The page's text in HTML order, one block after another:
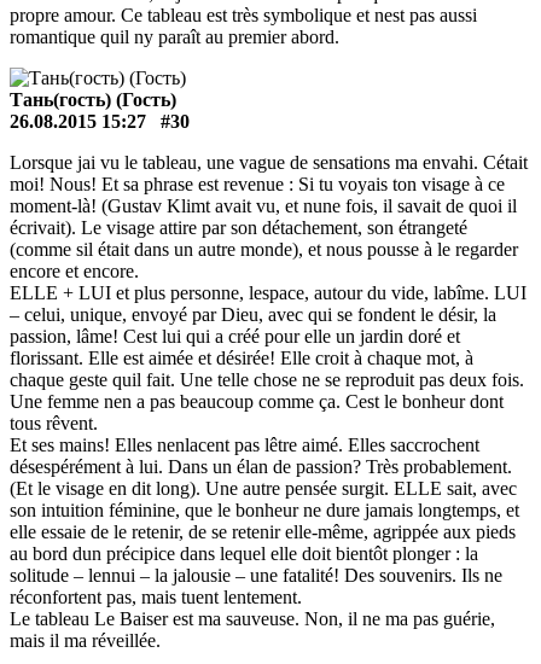
propre amour. Ce tableau est très symbolique et nest pas aussi
romantique quil ny paraît au premier abord.
Тань(гость) (Гость)
26.08.2015 15:27
#30
Lorsque jai vu le tableau, une vague de sensations ma envahi. Cétait
moi! Nous! Et sa phrase est revenue : Si tu voyais ton visage à ce
moment-là! (Gustav Klimt avait vu, et nune fois, il savait de quoi il
écrivait). Le visage attire par son détachement, son étrangeté
(comme sil était dans un autre monde), et nous pousse à le regarder
encore et encore.
ELLE + LUI et plus personne, lespace, autour du vide, labîme. LUI
– celui, unique, envoyé par Dieu, avec qui se fondent le désir, la
passion, lâme! Cest lui qui a créé pour elle un jardin doré et
florissant. Elle est aimée et désirée! Elle croit à chaque mot, à
chaque geste quil fait. Une telle chose ne se reproduit pas deux fois.
Une femme nen a pas beaucoup comme ça. Cest le bonheur dont
tous rêvent.
Et ses mains! Elles nenlacent pas lêtre aimé. Elles saccrochent
désespérément à lui. Dans un élan de passion? Très probablement.
(Et le visage en dit long). Une autre pensée surgit. ELLE sait, avec
son intuition féminine, que le bonheur ne dure jamais longtemps, et
elle essaie de le retenir, de se retenir elle-même, agrippée aux pieds
au bord dun précipice dans lequel elle doit bientôt plonger : la
solitude – lennui – la jalousie – une fatalité! Des souvenirs. Ils ne
réconfortent pas, mais tuent lentement.
Le tableau Le Baiser est ma sauveuse. Non, il ne ma pas guérie,
mais il ma réveillée.